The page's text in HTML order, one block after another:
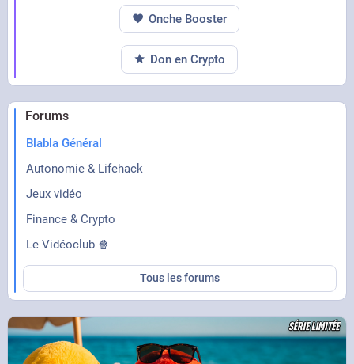
Forums
Blabla Général
Autonomie & Lifehack
Jeux vidéo
Finance & Crypto
Le Vidéoclub 🍿
Tous les forums
Onche Booster
Don en Crypto